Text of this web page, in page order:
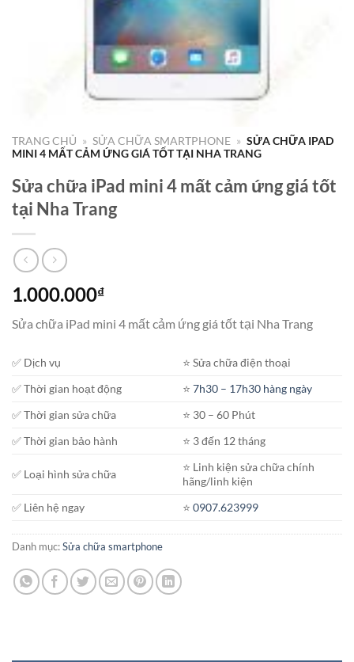
TRANG CHỦ » SỬA CHỮA SMARTPHONE » SỬA CHỮA IPAD
MINI 4 MẤT CẢM ỨNG GIÁ TỐT TẠI NHA TRANG
Sửa chữa iPad mini 4 mất cảm ứng giá tốt
tại Nha Trang
1.000.000₫
Sửa chữa iPad mini 4 mất cảm ứng giá tốt tại Nha Trang
✅ Dịch vụ
⭐️ Sửa chữa điện thoại
✅ Thời gian hoạt động
⭐️7h30 – 17h30 hàng ngày
✅ Thời gian sửa chữa
⭐️ 30 – 60 Phút
✅ Thời gian bảo hành
⭐️ 3 đến 12 tháng
✅ Loại hình sửa chữa
⭐️ Linh kiện sửa chữa chính
hãng/linh kiện
✅ Liên hệ ngay
⭐️0907.623999
Danh mục:Sửa chữa smartphone